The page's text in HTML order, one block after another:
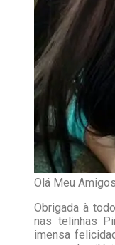
Olá Meu
Obrigada à
nas telinhas
imensa